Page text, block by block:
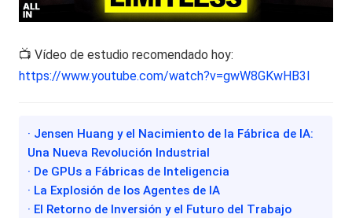
📺 Vídeo de estudio recomendado hoy:
https://www.youtube.com/watch?v=gwW8GKwHB3I
· Jensen Huang y el Nacimiento de la Fábrica de IA:
Una Nueva Revolución Industrial
· De GPUs a Fábricas de Inteligencia
· La Explosión de los Agentes de IA
· El Retorno de Inversión y el Futuro del Trabajo